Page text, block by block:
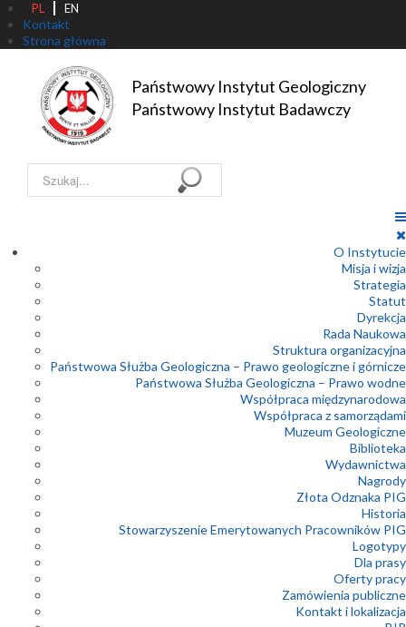
PL EN
Kontakt
Strona główna
Państwowy Instytut Geologiczny
Państwowy Instytut Badawczy
Szukaj...
O Instytucie
Misja i wizja
Strategia
Statut
Dyrekcja
Rada Naukowa
Struktura organizacyjna
Państwowa Służba Geologiczna – Prawo geologiczne i górnicze
Państwowa Służba Geologiczna – Prawo wodne
Współpraca międzynarodowa
Współpraca z samorządami
Muzeum Geologiczne
Biblioteka
Wydawnictwa
Nagrody
Złota Odznaka PIG
Historia
Stowarzyszenie Emerytowanych Pracowników PIG
Logotypy
Dla prasy
Oferty pracy
Zamówienia publiczne
Kontakt i lokalizacja